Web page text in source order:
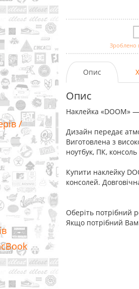
/
Зроблено
Опис
Опис
Наклейка «DOOM»
Дизайн передає
Виготовлена з
ноутбук, ПК,
Купити наклейку
консолей.
Оберіть потрібний
Якщо потрібний